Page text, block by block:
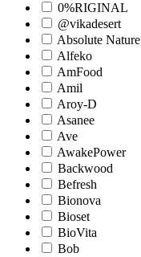
0%RIGINAL
@vikadesert
Absolute Nature
Alfeko
AmFood
Amil
Aroy-D
Asanee
Ave
AwakePower
Backwood
Befresh
Bionova
Bioset
BioVita
Bob